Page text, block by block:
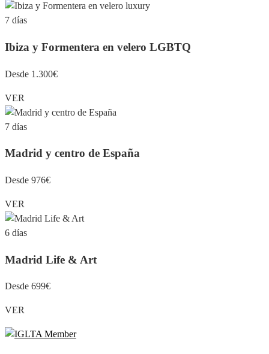
7 días
Ibiza y Formentera en velero LGBTQ
Desde 1.300€
VER
7 días
Madrid y centro de España
Desde 976€
VER
6 días
Madrid Life & Art
Desde 699€
VER